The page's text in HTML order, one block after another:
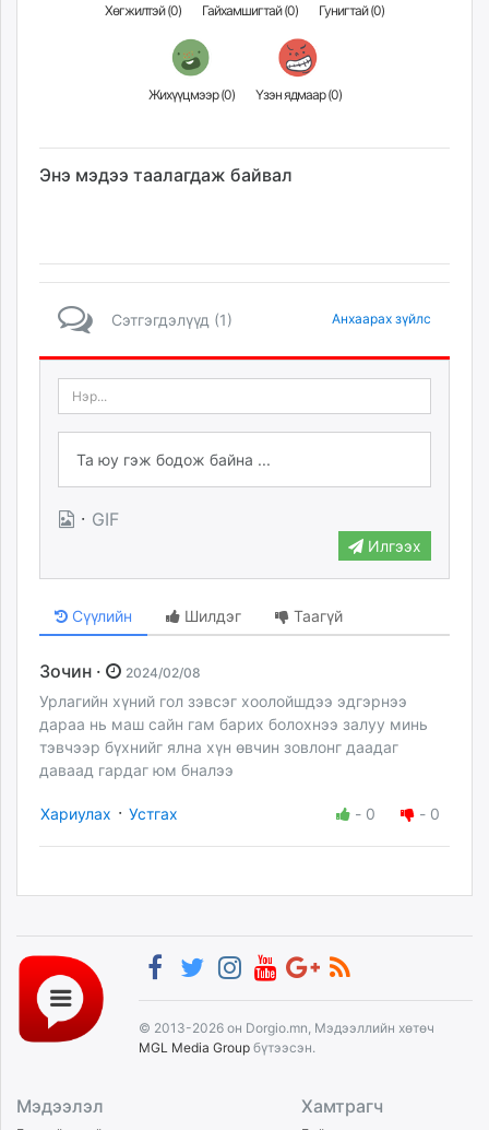
Хөгжилтэй (0) Гайхамшигтай (0) Гунигтай (0)
Жихүүцмээр (0) Үзэн ядмаар (0)
Энэ мэдээ таалагдаж байвал
Сэтгэгдэлүүд (1) Анхаарах зүйлс
· GIF
Илгээх
Сүүлийн Шилдэг Таагүй
Зочин · 2024/02/08
Урлагийн хүний гол зэвсэг хоолойшдээ эдгэрнээ
дараа нь маш сайн гам барих болохнээ залуу минь
тэвчээр бүхнийг ялна хүн өвчин зовлонг даадаг
даваад гардаг юм бналээ
Хариулах · Устгах - 0 - 0
© 2013-2026 он Dorgio.mn, Мэдээллийн хөтөч
MGL Media Group бүтээсэн.
Мэдээлэл Хамтрагч